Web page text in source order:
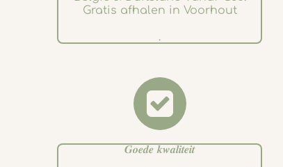
Gratis afhalen in Voorhout
.
𝑮𝒐𝒆𝒅𝒆 𝒌𝒘𝒂𝒍𝒊𝒕𝒆𝒊𝒕